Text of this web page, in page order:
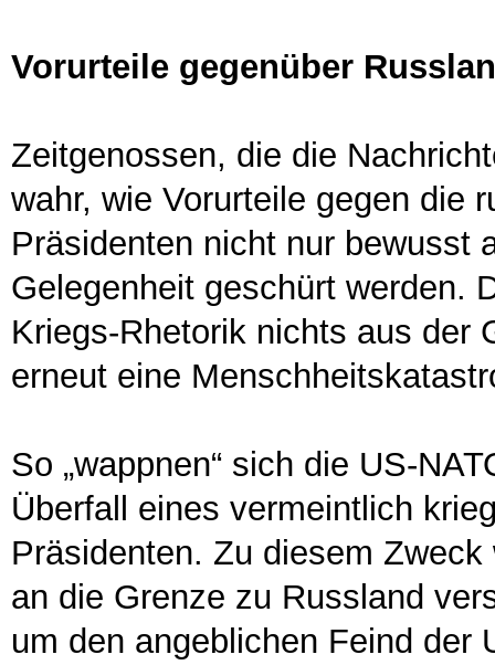
Vorurteile gegenüber
Zeitgenossen, die die
wahr, wie Vorurteile gegen die
Präsidenten nicht nur bewusst
Gelegenheit geschürt werden.
Kriegs-Rhetorik nichts aus der
erneut eine
So „wappnen“ sich die US-
Überfall eines vermeintlich
Präsidenten. Zu diesem
an die Grenze zu Russland
um den angeblichen Feind der